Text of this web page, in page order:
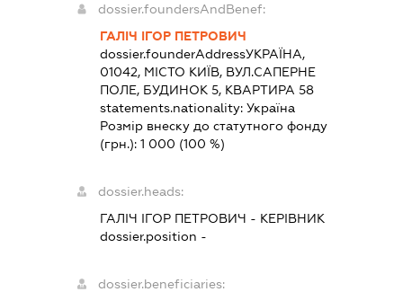
dossier.foundersAndBenef:
ГАЛІЧ ІГОР ПЕТРОВИЧ
dossier.founderAddressУКРАЇНА,
01042, МІСТО КИЇВ, ВУЛ.САПЕРНЕ
ПОЛЕ, БУДИНОК 5, КВАРТИРА 58
statements.nationality:Україна
Розмір внеску до статутного фонду
(грн.):1 000 (100 %)
dossier.heads:
ГАЛІЧ ІГОР ПЕТРОВИЧ - КЕРІВНИК
dossier.position -
dossier.beneficiaries: